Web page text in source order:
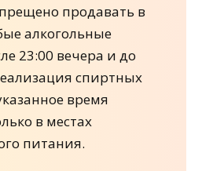
продавать в
алкогольные
23:00 вечера и до
спиртных
время
в местах
питания.